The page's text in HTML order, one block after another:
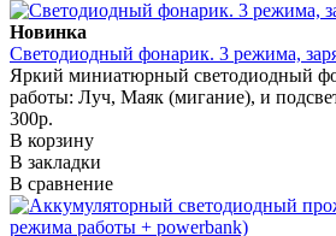
Новинка
Светодиодный фонарик. 3 режима,
Яркий миниатюрный светодиодный
работы: Луч, Маяк (мигание), и
300р.
В корзину
В закладки
В сравнение